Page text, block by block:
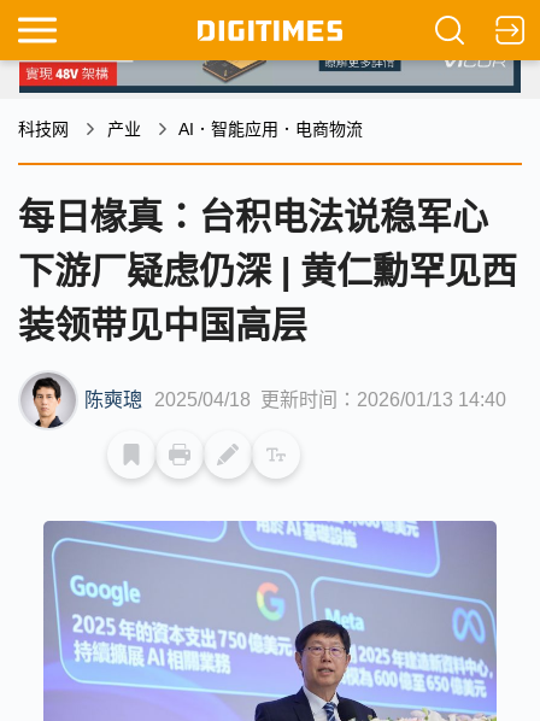
科技网 产业 AI．智能应用．电商物流
每日椽真：台积电法说稳军心
下游厂疑虑仍深 | 黄仁勳罕见西
装领带见中国高层
陈奭璁 2025/04/18 更新时间：2026/01/13 14:40